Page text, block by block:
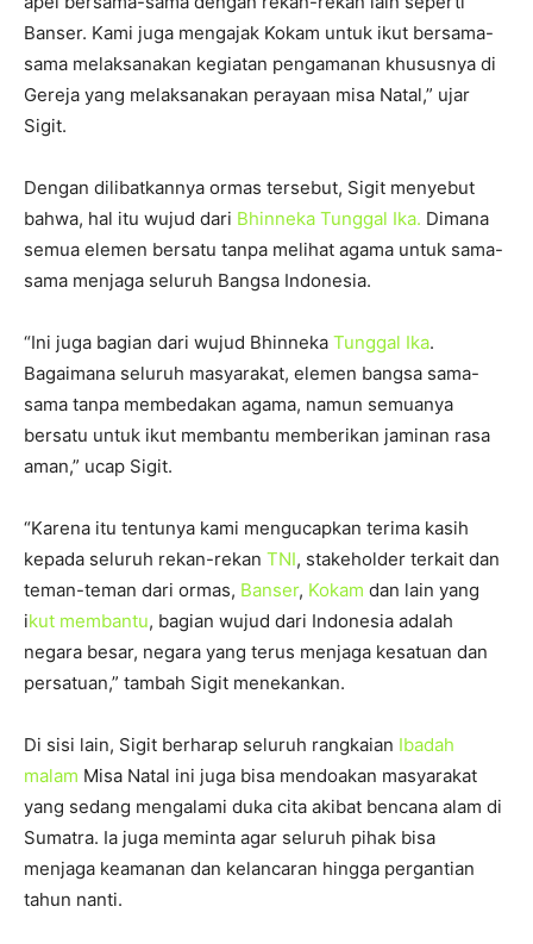
Banser. Kami juga mengajak Kokam untuk ikut bersama-
sama melaksanakan kegiatan pengamanan khususnya di
Gereja yang melaksanakan perayaan misa Natal,” ujar
Sigit.
Dengan dilibatkannya ormas tersebut, Sigit menyebut
bahwa, hal itu wujud dari Bhinneka Tunggal Ika. Dimana
semua elemen bersatu tanpa melihat agama untuk sama-
sama menjaga seluruh Bangsa Indonesia.
“Ini juga bagian dari wujud Bhinneka Tunggal Ika.
Bagaimana seluruh masyarakat, elemen bangsa sama-
sama tanpa membedakan agama, namun semuanya
bersatu untuk ikut membantu memberikan jaminan rasa
aman,” ucap Sigit.
“Karena itu tentunya kami mengucapkan terima kasih
kepada seluruh rekan-rekan TNI, stakeholder terkait dan
teman-teman dari ormas, Banser, Kokam dan lain yang
ikut membantu, bagian wujud dari Indonesia adalah
negara besar, negara yang terus menjaga kesatuan dan
persatuan,” tambah Sigit menekankan.
Di sisi lain, Sigit berharap seluruh rangkaian Ibadah
malam Misa Natal ini juga bisa mendoakan masyarakat
yang sedang mengalami duka cita akibat bencana alam di
Sumatra. Ia juga meminta agar seluruh pihak bisa
menjaga keamanan dan kelancaran hingga pergantian
tahun nanti.